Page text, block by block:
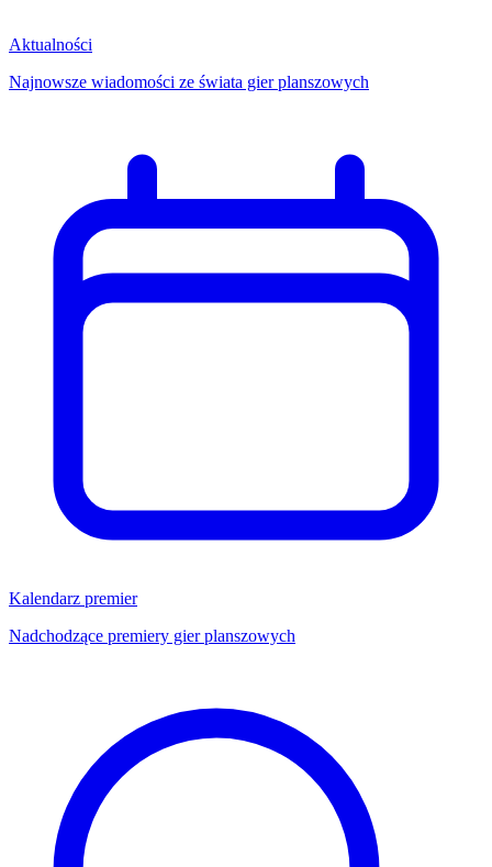
Aktualności
Najnowsze wiadomości ze świata gier planszowych
Kalendarz premier
Nadchodzące premiery gier planszowych